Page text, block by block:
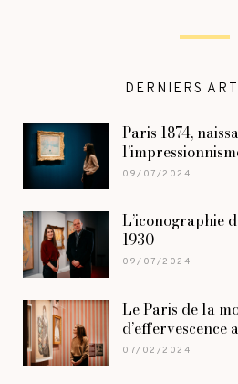
DERNIERS
Paris 1874,
09/07/2024
L’iconographie
1930
09/07/2024
Le Paris de la
d’effervescence
07/02/2024